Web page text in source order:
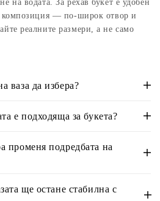
на водата. За рехав букет е удобен
композиция — по-широк отвор и
реалните размери, а не само
ваза да избера?
е подходяща за букета?
променя подредбата на
ще остане стабилна с